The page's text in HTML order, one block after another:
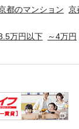
都のマンション 京
万円以下 ～4万円